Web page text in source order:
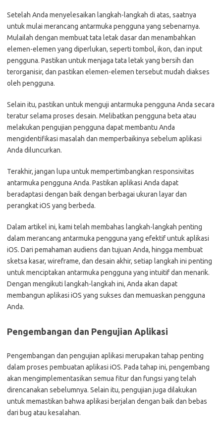
Setelah Anda menyelesaikan langkah-langkah di atas, saatnya
untuk mulai merancang antarmuka pengguna yang sebenarnya.
Mulailah dengan membuat tata letak dasar dan menambahkan
elemen-elemen yang diperlukan, seperti tombol, ikon, dan input
pengguna. Pastikan untuk menjaga tata letak yang bersih dan
terorganisir, dan pastikan elemen-elemen tersebut mudah diakses
oleh pengguna.
Selain itu, pastikan untuk menguji antarmuka pengguna Anda secara
teratur selama proses desain. Melibatkan pengguna beta atau
melakukan pengujian pengguna dapat membantu Anda
mengidentifikasi masalah dan memperbaikinya sebelum aplikasi
Anda diluncurkan.
Terakhir, jangan lupa untuk mempertimbangkan responsivitas
antarmuka pengguna Anda. Pastikan aplikasi Anda dapat
beradaptasi dengan baik dengan berbagai ukuran layar dan
perangkat iOS yang berbeda.
Dalam artikel ini, kami telah membahas langkah-langkah penting
dalam merancang antarmuka pengguna yang efektif untuk aplikasi
iOS. Dari pemahaman audiens dan tujuan Anda, hingga membuat
sketsa kasar, wireframe, dan desain akhir, setiap langkah ini penting
untuk menciptakan antarmuka pengguna yang intuitif dan menarik.
Dengan mengikuti langkah-langkah ini, Anda akan dapat
membangun aplikasi iOS yang sukses dan memuaskan pengguna
Anda.
Pengembangan dan Pengujian Aplikasi
Pengembangan dan pengujian aplikasi merupakan tahap penting
dalam proses pembuatan aplikasi iOS. Pada tahap ini, pengembang
akan mengimplementasikan semua fitur dan fungsi yang telah
direncanakan sebelumnya. Selain itu, pengujian juga dilakukan
untuk memastikan bahwa aplikasi berjalan dengan baik dan bebas
dari bug atau kesalahan.